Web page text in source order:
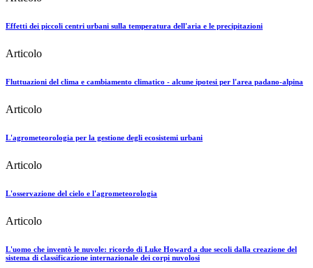
Effetti dei piccoli centri urbani sulla temperatura dell'aria e le precipitazioni
Articolo
Fluttuazioni del clima e cambiamento climatico - alcune ipotesi per l'area padano-alpina
Articolo
L'agrometeorologia per la gestione degli ecosistemi urbani
Articolo
L'osservazione del cielo e l'agrometeorologia
Articolo
L'uomo che inventò le nuvole: ricordo di Luke Howard a due secoli dalla creazione del
sistema di classificazione internazionale dei corpi nuvolosi